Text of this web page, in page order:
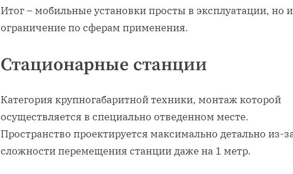
Итог – мобильные установки просты в эксплуатации, но
ограничение по сферам применения.
Стационарные станции
Категория крупногабаритной техники, монтаж которой
осуществляется в специально отведенном месте.
Пространство проектируется максимально детально из-
сложности перемещения станции даже на 1 метр.